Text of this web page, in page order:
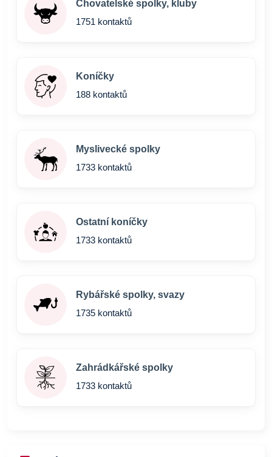
Chovatelské spolky, kluby
1751 kontaktů
Koníčky
188 kontaktů
Myslivecké spolky
1733 kontaktů
Ostatní koníčky
1733 kontaktů
Rybářské spolky, svazy
1735 kontaktů
Zahrádkářské spolky
1733 kontaktů